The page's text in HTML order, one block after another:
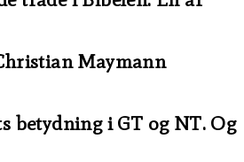
Maymann
betydning i GT og NT. Og